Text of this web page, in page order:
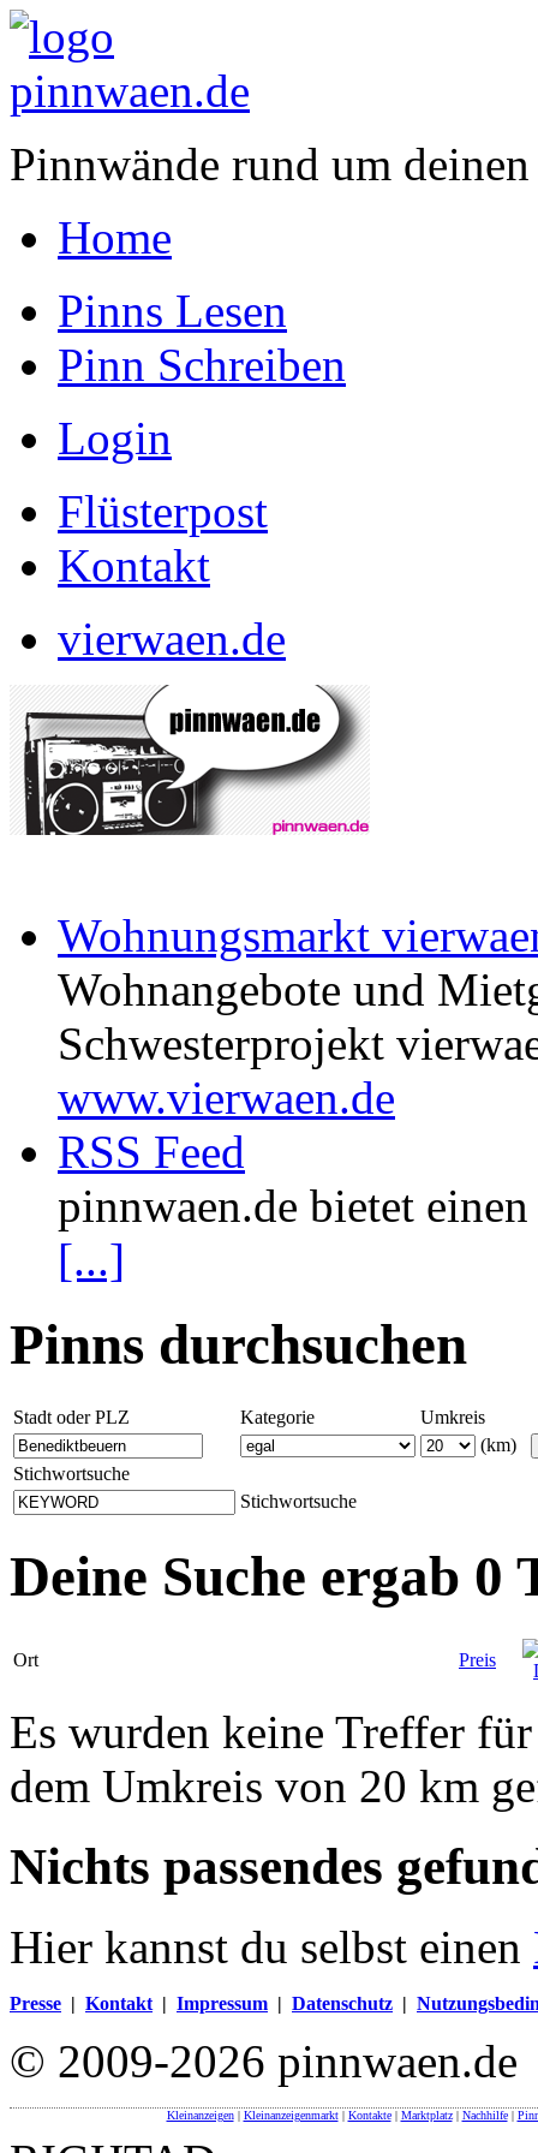
Pinnwände rund um
Home
Pinns Lesen
Pinn Schreiben
Login
Flüsterpost
Kontakt
vierwaen.de
Wohnungsmarkt
Wohnangebote und
Schwesterprojekt
www.vierwaen.de
RSS Feed
pinnwaen.de bietet
[...]
Pinns durchsuchen
Stadt oder PLZ Kategorie
Umkreis
(km)
Stichwortsuche
Stichwortsuche
Deine Suche ergab 0
Ort Preis
Es wurden keine Treffer
dem Umkreis von 20 km
Nichts passendes
Hier kannst du selbst einen
Presse | Kontakt | Impressum | Datenschutz |
© 2009-2026 pinnwaen.de
Kleinanzeigen| Kleinanzeigenmarkt| Kontakte| Marktplatz| Nachhilfe|